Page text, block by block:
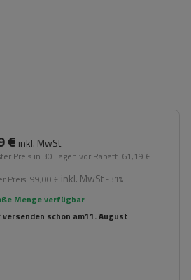
€ inkl. MwSt
Preis in 30 Tagen vor Rabatt: 61,19 €
Preis: 99,00 € inkl. MwSt -31%
Menge verfügbar
versenden schon am11. August